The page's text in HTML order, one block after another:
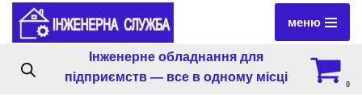
Перейти
содержимому
меню
Інженерне обладнання для
підприємств — все в одному місці
0